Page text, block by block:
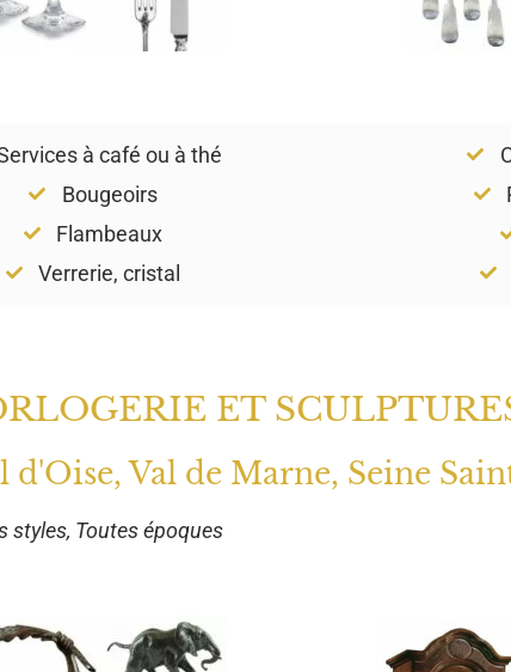
à café ou à thé
Bougeoirs
Flambeaux
Verrerie, cristal
ET
d'Oise, Val de Marne, Seine
styles, Toutes époques